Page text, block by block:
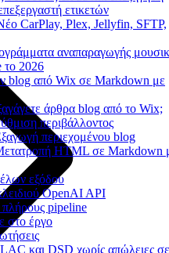
ετικετών
CarPlay, Plex, Jellyfin, SFTP,
αναπαραγωγής
το 2026
blog από Wix σε Markdown με
άρθρα blog από το Wix;
περιβάλλοντος
περιεχομένου blog
HTML σε Markdown
εξόδου
OpenAI API
pipeline
στο έργο
και DSD χωρίς απώλειες σε